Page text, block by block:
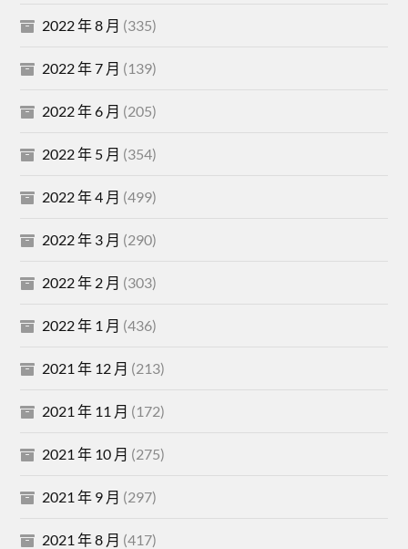
2022 年 8 月 (335)
2022 年 7 月 (139)
2022 年 6 月 (205)
2022 年 5 月 (354)
2022 年 4 月 (499)
2022 年 3 月 (290)
2022 年 2 月 (303)
2022 年 1 月 (436)
2021 年 12 月 (213)
2021 年 11 月 (172)
2021 年 10 月 (275)
2021 年 9 月 (297)
2021 年 8 月 (417)